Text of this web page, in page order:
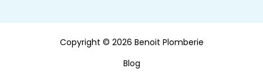
Copyright © 2026 Benoit Plomberie
Blog